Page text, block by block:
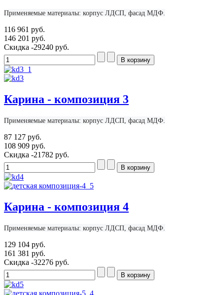
Применяемые материалы: корпус ЛДСП, фасад МДФ.
116 961 руб.
146 201 руб.
Скидка -29240 руб.
Карина - композиция 3
Применяемые материалы: корпус ЛДСП, фасад МДФ.
87 127 руб.
108 909 руб.
Скидка -21782 руб.
Карина - композиция 4
Применяемые материалы: корпус ЛДСП, фасад МДФ.
129 104 руб.
161 381 руб.
Скидка -32276 руб.